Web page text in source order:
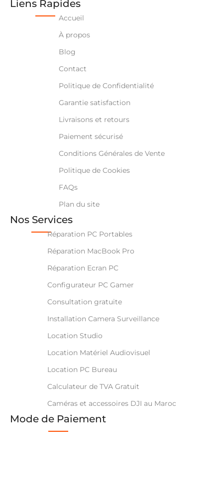
Liens Rapides
Accueil
À propos
Blog
Contact
Politique de Confidentialité
Garantie satisfaction
Livraisons et retours
Paiement sécurisé
Conditions Générales de Vente
Politique de Cookies
FAQs
Plan du site
Nos Services
Réparation PC Portables
Réparation MacBook Pro
Réparation Ecran PC
Configurateur PC Gamer
Consultation gratuite
Installation Camera Surveillance
Location Studio
Location Matériel Audiovisuel
Location PC Bureau
Calculateur de TVA Gratuit
Caméras et accessoires DJI au Maroc
Mode de Paiement